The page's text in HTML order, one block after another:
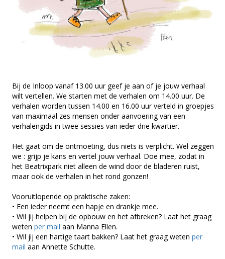
Bij de Inloop vanaf 13.00 uur geef je aan of je jouw verhaal
wilt vertellen. We starten met de verhalen om 14.00 uur. De
verhalen worden tussen 14.00 en 16.00 uur verteld in groepjes
van maximaal zes mensen onder aanvoering van een
verhalengids in twee sessies van ieder drie kwartier.
Het gaat om de ontmoeting, dus niets is verplicht. Wel zeggen
we : grijp je kans en vertel jouw verhaal. Doe mee, zodat in
het Beatrixpark niet alleen de wind door de bladeren ruist,
maar ook de verhalen in het rond gonzen!
Vooruitlopende op praktische zaken:
• Een ieder neemt een hapje en drankje mee.
• Wil jij helpen bij de opbouw en het afbreken? Laat het graag
weten per mail aan Manna Ellen.
• Wil jij een hartige taart bakken? Laat het graag weten per
mail aan Annette Schutte.